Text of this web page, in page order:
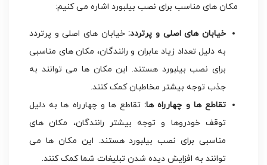
مکان های مناسب برای نصب بیلبورد اشاره می کنیم:
خیابان های اصلی و پرتردد:خیابان های اصلی و پرتردد
به دلیل تعداد زیاد عابران و رانندگان، مکان های مناسبی
برای نصب بیلبورد هستند. این مکان ها می توانند به
جذب توجه بیشتر مخاطبان کمک کنند.
تقاطع ها و چهارراه ها:تقاطع ها و چهارراه ها به دلیل
توقف خودروها و توجه بیشتر رانندگان، مکان های
مناسبی برای نصب بیلبورد هستند. این مکان ها می
توانند به افزایش دیده شدن تبلیغات شما کمک کنند.